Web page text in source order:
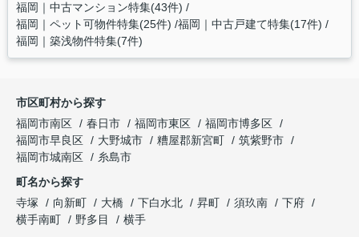
福岡｜中古マンション特集(43件)
福岡｜ペット可物件特集(25件) 福岡｜中古戸建て特集(17件)
福岡｜築浅物件特集(7件)
市区町村から探す
福岡市南区
春日市 福岡市東区
福岡市博多区
福岡市早良区
大野城市 糟屋郡新宮町
筑紫野市
福岡市城南区
糸島市
町名から探す
寺塚
向新町 大橋 下白水北 昇町 須玖南
下府
横手南町
野多目
横手